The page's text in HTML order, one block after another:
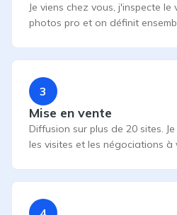
Je viens chez vous, j'inspecte le
photos pro et on définit
3
Mise en vente
Diffusion sur plus de 20 sites.
les visites et les négociations à